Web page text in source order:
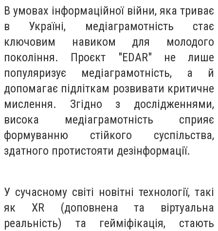
В умовах інформаційної війни, яка триває
в Україні, медіаграмотність стає
ключовим навиком для молодого
покоління. Проєкт "EDAR" не лише
популяризує медіаграмотність, а й
допомагає підліткам розвивати критичне
мислення. Згідно з дослідженнями,
висока медіаграмотність сприяє
формуванню стійкого суспільства,
здатного протистояти дезінформації.
У сучасному світі новітні технології, такі
як XR (доповнена та віртуальна
реальність) та гейміфікація, стають